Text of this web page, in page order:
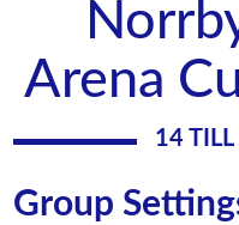
Arena
14
Group